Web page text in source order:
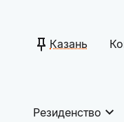
Казань
Резиденство